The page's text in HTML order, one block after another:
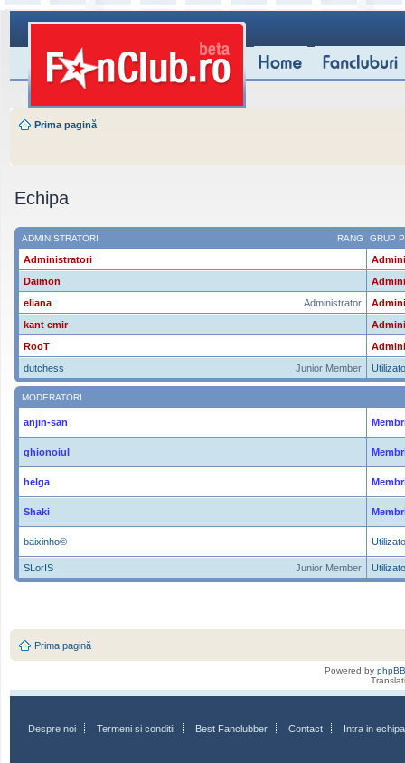
Prima pagină
Echipa
RANG
ADMINISTRATORI GRUP
Administratori
Daimon
Administrator
eliana
kant emir
RooT
Junior Member
dutchess
MODERATORI
anjin-san
ghionoiul
helga
Shaki
baixinho©
Junior Member
SLorIS
Prima pagină
Powered by phpBB
Despre noi Termeni si conditii Best Fanclubber Contact Intra in